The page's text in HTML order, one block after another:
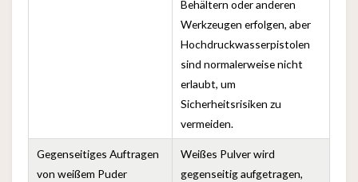
Behältern oder anderen
Werkzeugen erfolgen, aber
Hochdruckwasserpistolen
sind normalerweise nicht
erlaubt, um
Sicherheitsrisiken zu
vermeiden.
Gegenseitiges Auftragen
von weißem Puder
Weißes Pulver wird
gegenseitig aufgetragen,